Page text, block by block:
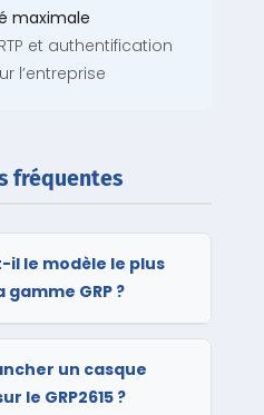
maximale
et authentification
l’entreprise
fréquentes
il le modèle le plus
gamme GRP ?
un casque
le GRP2615 ?